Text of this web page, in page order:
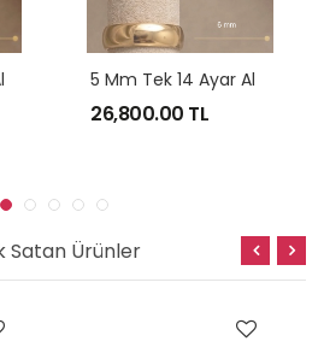
26,800.00 TL
Satan Ürünler